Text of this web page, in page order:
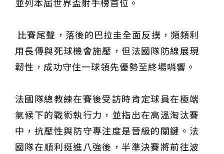
比賽尾聲，落後的巴拉圭全面反撲，頻頻利
用長傳與死球機會施壓，但法國隊防線展現
韌性，成功守住一球領先優勢至終場哨響。
法國隊總教練在賽後受訪時肯定球員在極端
氣候下的戰術執行力，並指出在高溫淘汰賽
中，抗壓性與防守專注度是晉級的關鍵。法
國隊在順利挺進八強後，半準決賽將前往波